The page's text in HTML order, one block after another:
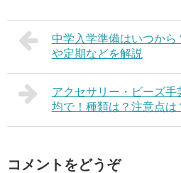
中学入学準備はいつから
や定期などを解説
アクセサリー・ビーズ
均で！種類は？注意点は
コメントをどうぞ